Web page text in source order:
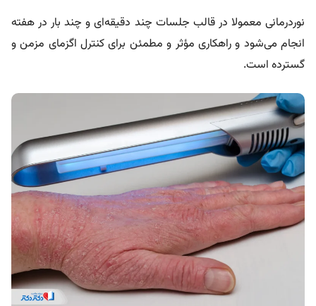
نوردرمانی معمولا در قالب جلسات چند دقیقه‌ای و چند بار در هفته
انجام می‌شود و راهکاری مؤثر و مطمئن برای کنترل اگزمای مزمن و
گسترده است.